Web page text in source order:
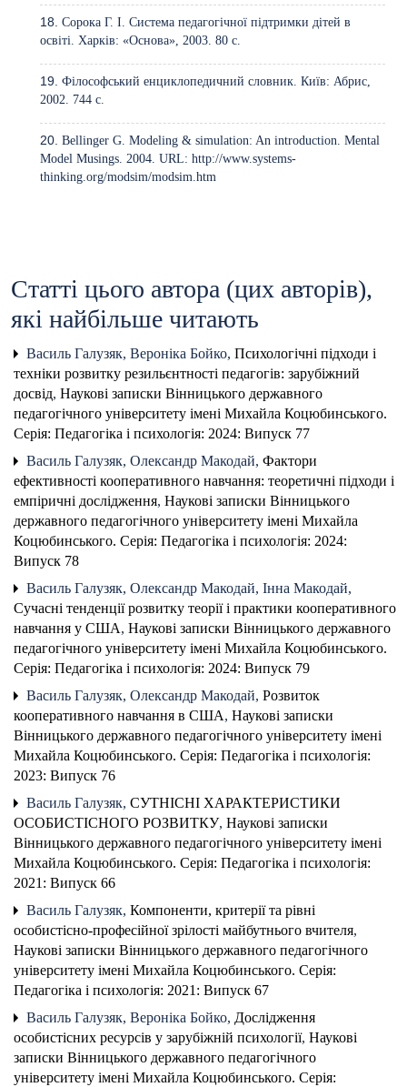
Сорока Г. І. Система педагогічної підтримки дітей в
освіті. Харків: «Основа», 2003. 80 с.
Філософський енциклопедичний словник. Київ: Абрис,
2002. 744 с.
Bellinger G. Modeling & simulation: An introduction. Mental
Model Musings. 2004. URL: http://www.systems-
thinking.org/modsim/modsim.htm
Статті цього автора (цих авторів),
які найбільше читають
Василь Галузяк, Вероніка Бойко, Психологічні підходи і
техніки розвитку резильєнтності педагогів: зарубіжний
досвід, Наукові записки Вінницького державного
педагогічного університету імені Михайла Коцюбинського.
Серія: Педагогіка і психологія: 2024: Випуск 77
Василь Галузяк, Олександр Макодай, Фактори
ефективності кооперативного навчання: теоретичні підходи і
емпіричні дослідження, Наукові записки Вінницького
державного педагогічного університету імені Михайла
Коцюбинського. Серія: Педагогіка і психологія: 2024:
Випуск 78
Василь Галузяк, Олександр Макодай, Інна Макодай,
Сучасні тенденції розвитку теорії і практики кооперативного
навчання у США, Наукові записки Вінницького державного
педагогічного університету імені Михайла Коцюбинського.
Серія: Педагогіка і психологія: 2024: Випуск 79
Василь Галузяк, Олександр Макодай, Розвиток
кооперативного навчання в США, Наукові записки
Вінницького державного педагогічного університету імені
Михайла Коцюбинського. Серія: Педагогіка і психологія:
2023: Випуск 76
Василь Галузяк, СУТНІСНІ ХАРАКТЕРИСТИКИ
ОСОБИСТІСНОГО РОЗВИТКУ, Наукові записки
Вінницького державного педагогічного університету імені
Михайла Коцюбинського. Серія: Педагогіка і психологія:
2021: Випуск 66
Василь Галузяк, Компоненти, критерії та рівні
особистісно-професійної зрілості майбутнього вчителя,
Наукові записки Вінницького державного педагогічного
університету імені Михайла Коцюбинського. Серія:
Педагогіка і психологія: 2021: Випуск 67
Василь Галузяк, Вероніка Бойко, Дослідження
особистісних ресурсів у зарубіжній психології, Наукові
записки Вінницького державного педагогічного
університету імені Михайла Коцюбинського. Серія: